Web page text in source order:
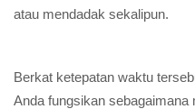
atau mendadak sekalipun.
Berkat ketepatan waktu
Anda fungsikan sebagaimana